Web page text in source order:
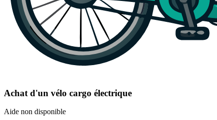
Achat d'un vélo cargo électrique
Aide non disponible